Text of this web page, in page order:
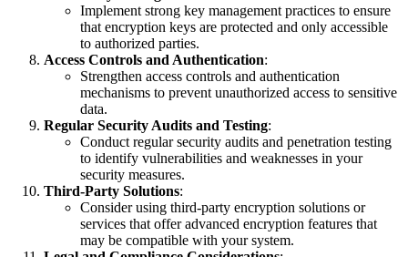
Implement strong key management practices to ensure
that encryption keys are protected and only accessible
to authorized parties.
Access Controls and Authentication:
Strengthen access controls and authentication
mechanisms to prevent unauthorized access to sensitive
data.
Regular Security Audits and Testing:
Conduct regular security audits and penetration testing
to identify vulnerabilities and weaknesses in your
security measures.
Third-Party Solutions:
Consider using third-party encryption solutions or
services that offer advanced encryption features that
may be compatible with your system.